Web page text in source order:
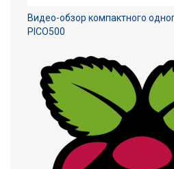
Видео-обзор компактного
PICO500